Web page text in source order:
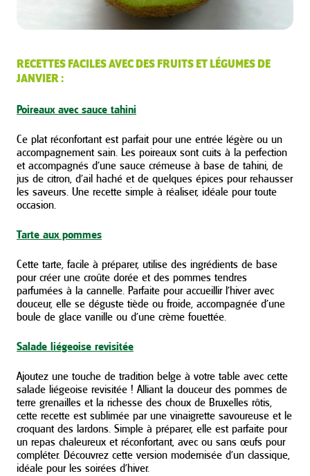
RECETTES FACILES AVEC DES FRUITS ET LÉGUMES DE
JANVIER :
Poireaux avec sauce tahini
Ce plat réconfortant est parfait pour une entrée légère ou un
accompagnement sain. Les poireaux sont cuits à la perfection
et accompagnés d’une sauce crémeuse à base de tahini, de
jus de citron, d’ail haché et de quelques épices pour rehausser
les saveurs. Une recette simple à réaliser, idéale pour toute
occasion.
Tarte aux pommes
Cette tarte, facile à préparer, utilise des ingrédients de base
pour créer une croûte dorée et des pommes tendres
parfumées à la cannelle. Parfaite pour accueillir l’hiver avec
douceur, elle se déguste tiède ou froide, accompagnée d’une
boule de glace vanille ou d’une crème fouettée.
Salade liégeoise revisitée
Ajoutez une touche de tradition belge à votre table avec cette
salade liégeoise revisitée ! Alliant la douceur des pommes de
terre grenailles et la richesse des choux de Bruxelles rôtis,
cette recette est sublimée par une vinaigrette savoureuse et le
croquant des lardons. Simple à préparer, elle est parfaite pour
un repas chaleureux et réconfortant, avec ou sans œufs pour
compléter. Découvrez cette version modernisée d’un classique,
idéale pour les soirées d’hiver.